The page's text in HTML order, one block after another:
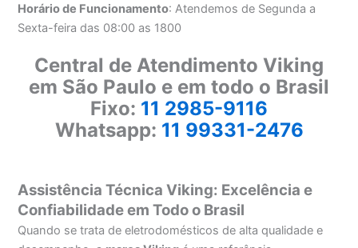
Horário de Funcionamento: Atendemos de Segunda a
Sexta-feira das 08:00 as 1800
Central de Atendimento Viking
em São Paulo e em todo o Brasil
Fixo: 11 2985-9116
Whatsapp: 11 99331-2476
Assistência Técnica Viking: Excelência e
Confiabilidade em Todo o Brasil
Quando se trata de eletrodomésticos de alta qualidade e